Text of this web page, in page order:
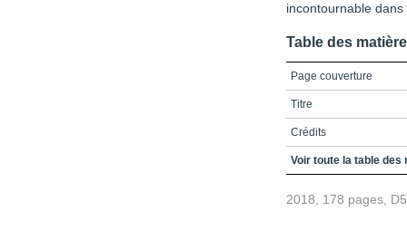
incontournable
Table des
Page couverture
Titre
Crédits
Remerciements
Voir toute la table des
2018, 178 pages,